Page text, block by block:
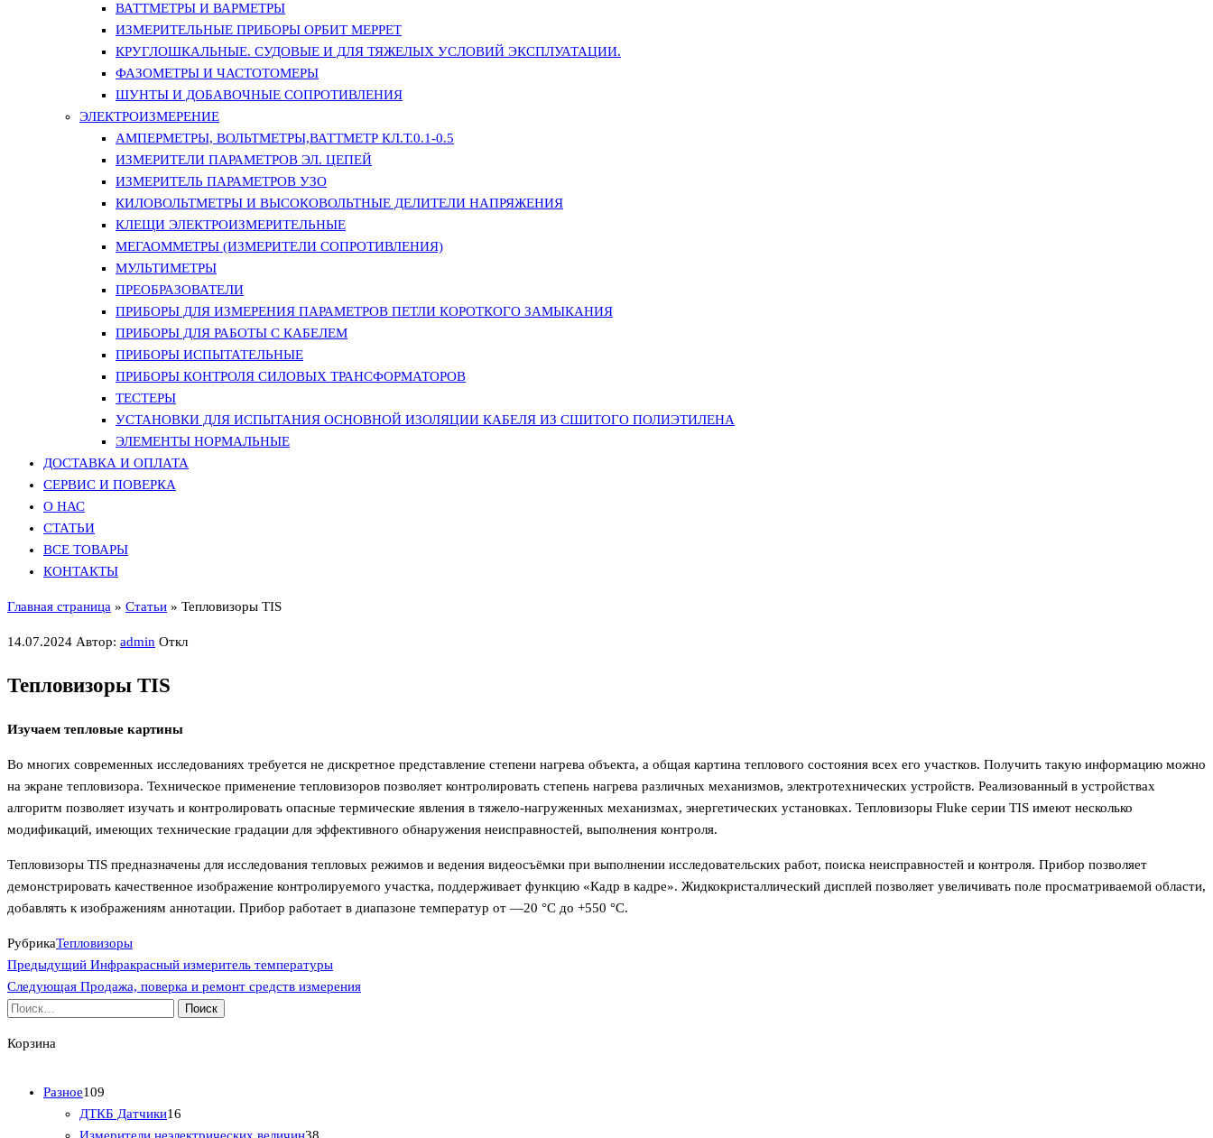
ВАТТМЕТРЫ И ВАРМЕТРЫ
ИЗМЕРИТЕЛЬНЫЕ ПРИБОРЫ ОРБИТ МЕРРЕТ
КРУГЛОШКАЛЬНЫЕ. СУДОВЫЕ И ДЛЯ ТЯЖЕЛЫХ УСЛОВИЙ ЭКСПЛУАТАЦИИ.
ФАЗОМЕТРЫ И ЧАСТОТОМЕРЫ
ШУНТЫ И ДОБАВОЧНЫЕ СОПРОТИВЛЕНИЯ
ЭЛЕКТРОИЗМЕРЕНИЕ
АМПЕРМЕТРЫ, ВОЛЬТМЕТРЫ,ВАТТМЕТР КЛ.Т.0.1-0.5
ИЗМЕРИТЕЛИ ПАРАМЕТРОВ ЭЛ. ЦЕПЕЙ
ИЗМЕРИТЕЛЬ ПАРАМЕТРОВ УЗО
КИЛОВОЛЬТМЕТРЫ И ВЫСОКОВОЛЬТНЫЕ ДЕЛИТЕЛИ НАПРЯЖЕНИЯ
КЛЕЩИ ЭЛЕКТРОИЗМЕРИТЕЛЬНЫЕ
МЕГАОММЕТРЫ (ИЗМЕРИТЕЛИ СОПРОТИВЛЕНИЯ)
МУЛЬТИМЕТРЫ
ПРЕОБРАЗОВАТЕЛИ
ПРИБОРЫ ДЛЯ ИЗМЕРЕНИЯ ПАРАМЕТРОВ ПЕТЛИ КОРОТКОГО ЗАМЫКАНИЯ
ПРИБОРЫ ДЛЯ РАБОТЫ С КАБЕЛЕМ
ПРИБОРЫ ИСПЫТАТЕЛЬНЫЕ
ПРИБОРЫ КОНТРОЛЯ СИЛОВЫХ ТРАНСФОРМАТОРОВ
ТЕСТЕРЫ
УСТАНОВКИ ДЛЯ ИСПЫТАНИЯ ОСНОВНОЙ ИЗОЛЯЦИИ КАБЕЛЯ ИЗ СШИТОГО ПОЛИЭТИЛЕНА
ЭЛЕМЕНТЫ НОРМАЛЬНЫЕ
ДОСТАВКА И ОПЛАТА
СЕРВИС И ПОВЕРКА
О НАС
СТАТЬИ
ВСЕ ТОВАРЫ
КОНТАКТЫ
Главная страница » Статьи » Тепловизоры TIS
14.07.2024 Автор: admin Откл
Тепловизоры TIS
Изучаем тепловые картины
Во многих современных исследованиях требуется не дискретное представление степени нагрева объекта, а общая картина теплового состояния всех его участков. Получить такую информацию можно
на экране тепловизора. Техническое применение тепловизоров позволяет контролировать степень нагрева различных механизмов, электротехнических устройств. Реализованный в устройствах
алгоритм позволяет изучать и контролировать опасные термические явления в тяжело-нагруженных механизмах, энергетических установках. Тепловизоры Fluke серии TIS имеют несколько
модификаций, имеющих технические градации для эффективного обнаружения неисправностей, выполнения контроля.
Тепловизоры TIS предназначены для исследования тепловых режимов и ведения видеосъёмки при выполнении исследовательских работ, поиска неисправностей и контроля. Прибор позволяет
демонстрировать качественное изображение контролируемого участка, поддерживает функцию «Кадр в кадре». Жидкокристаллический дисплей позволяет увеличивать поле просматриваемой области,
добавлять к изображениям аннотации. Прибор работает в диапазоне температур от —20 °C до +550 °C.
РубрикаТепловизоры
Навигация
по
записям
Предыдущая
запись
Предыдущий Инфракрасный измеритель температуры
Следующая
запись
Следующая Продажа, поверка и ремонт средств измерения
Найти:
Корзина
Разное109
0
9
ДТКБ Датчики16
6